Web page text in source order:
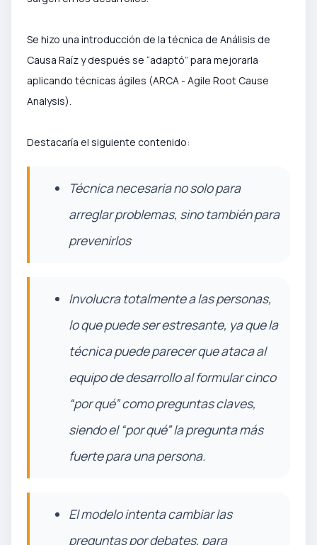
Se hizo una introducción de la técnica de Análisis de
Causa Raíz y después se “adaptó” para mejorarla
aplicando técnicas ágiles (ARCA - Agile Root Cause
Analysis).
Destacaría el siguiente contenido:
Técnica necesaria no solo para
arreglar problemas, sino también para
prevenirlos
Involucra totalmente a las personas,
lo que puede ser estresante, ya que la
técnica puede parecer que ataca al
equipo de desarrollo al formular cinco
“por qué” como preguntas claves,
siendo el “por qué” la pregunta más
fuerte para una persona.
El modelo intenta cambiar las
preguntas por debates, para